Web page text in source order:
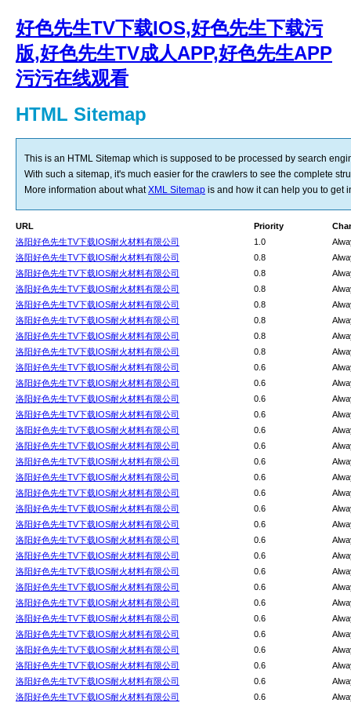
好色先生TV下载IOS,好色先生下载污
版,好色先生TV成人APP,好色先生APP
污污在线观看
HTML Sitemap
This is an HTML Sitemap which is supposed to be processed by search
With such a sitemap, it's much easier for the crawlers to see the complete
More information about whatXML Sitemap is and how it can help you to get
URL
Priority
洛阳好色先生TV下载IOS耐火材料有限公司
1.0
洛阳好色先生TV下载IOS耐火材料有限公司
0.8
洛阳好色先生TV下载IOS耐火材料有限公司
0.8
洛阳好色先生TV下载IOS耐火材料有限公司
0.8
洛阳好色先生TV下载IOS耐火材料有限公司
0.8
洛阳好色先生TV下载IOS耐火材料有限公司
0.8
洛阳好色先生TV下载IOS耐火材料有限公司
0.8
洛阳好色先生TV下载IOS耐火材料有限公司
0.8
洛阳好色先生TV下载IOS耐火材料有限公司
0.6
洛阳好色先生TV下载IOS耐火材料有限公司
0.6
洛阳好色先生TV下载IOS耐火材料有限公司
0.6
洛阳好色先生TV下载IOS耐火材料有限公司
0.6
洛阳好色先生TV下载IOS耐火材料有限公司
0.6
洛阳好色先生TV下载IOS耐火材料有限公司
0.6
洛阳好色先生TV下载IOS耐火材料有限公司
0.6
洛阳好色先生TV下载IOS耐火材料有限公司
0.6
洛阳好色先生TV下载IOS耐火材料有限公司
0.6
洛阳好色先生TV下载IOS耐火材料有限公司
0.6
洛阳好色先生TV下载IOS耐火材料有限公司
0.6
洛阳好色先生TV下载IOS耐火材料有限公司
0.6
洛阳好色先生TV下载IOS耐火材料有限公司
0.6
洛阳好色先生TV下载IOS耐火材料有限公司
0.6
洛阳好色先生TV下载IOS耐火材料有限公司
0.6
洛阳好色先生TV下载IOS耐火材料有限公司
0.6
洛阳好色先生TV下载IOS耐火材料有限公司
0.6
洛阳好色先生TV下载IOS耐火材料有限公司
0.6
洛阳好色先生TV下载IOS耐火材料有限公司
0.6
洛阳好色先生TV下载IOS耐火材料有限公司
0.6
洛阳好色先生TV下载IOS耐火材料有限公司
0.6
洛阳好色先生TV下载IOS耐火材料有限公司
0.6